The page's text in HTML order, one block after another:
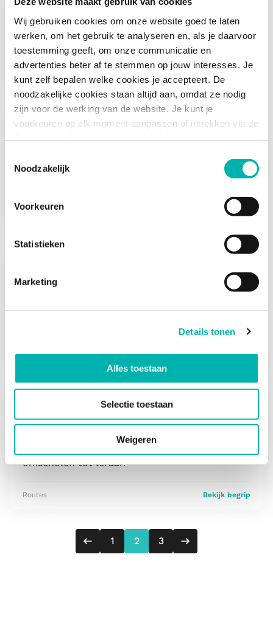
Wij gebruiken cookies om onze website goed te laten
werken, om het gebruik te analyseren en, als je daarvoor
toestemming geeft, om onze communicatie en
advertenties beter af te stemmen op jouw interesses. Je
kunt zelf bepalen welke cookies je accepteert. De
noodzakelijke cookies staan altijd aan, omdat ze nodig
zijn voor de werking van de website. Je kunt je
voorkeuren op elk moment aanpassen of intrekken via de
Noodzakelijk
Voorkeuren
Statistieken
Marketing
Details tonen
Alles toestaan
Selectie toestaan
Weigeren
Het onderwijs in Nederland moet wel op peil
blijven. Daarom bestaat de onderwijsinspectie,
die eens in de zoveel tijd...
Fte
afkorting pas tegen wanneer je daadwerkelijk
Bekijk begrip
Als leraar heb je een baas, en dat is de
Het systeem Bekijk begrip
instromer in het onderwijs kunt laten
omscholen tot leraar.
Routes Bekijk begrip
Vorig
1 2 3
Volgende